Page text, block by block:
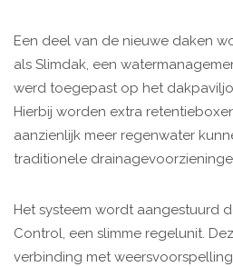
Een deel van de nieuwe daken
als Slimdak, een
werd toegepast op het
Hierbij worden extra
aanzienlijk meer regenwater
traditionele
Het systeem wordt aangestuurd
Control, een slimme regelunit.
verbinding met